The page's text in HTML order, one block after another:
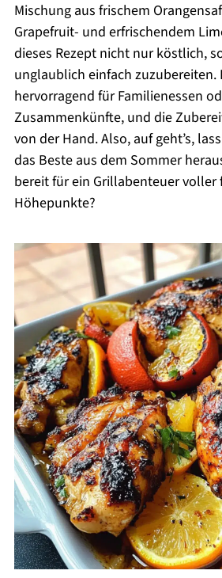
Mischung aus frischem
Grapefruit- und erfrischendem
dieses Rezept nicht nur köstlich,
unglaublich einfach zuzubereiten.
hervorragend für Familienessen
Zusammenkünfte, und die
von der Hand. Also, auf geht’s,
das Beste aus dem Sommer
bereit für ein Grillabenteuer voller
Höhepunkte?